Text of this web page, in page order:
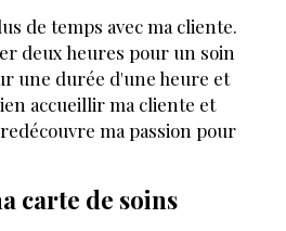
de temps avec ma cliente.
deux heures pour un soin
une durée d'une heure et
accueillir ma cliente et
ma passion pour
carte de soins